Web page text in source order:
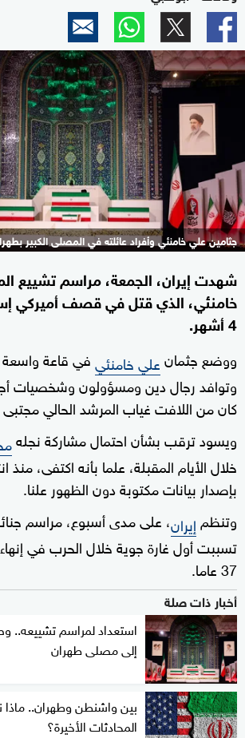
جثامين علي خامنئي وأفراد عائلته في المصلى الكبير
شهدت إيران، الجمعة، مراسم تشييع
خامنئي، الذي قتل في قصف أميركي
4 أشهر.
ووضع جثمانعلي خامنئيفي قاعة واسعة
وتوافد رجال دين ومسؤولون وشخصيات
كان من اللافت غياب المرشد الحالي
ويسود ترقب بشأن احتمال مشاركة نجله
خلال الأيام المقبلة، علما بأنه اكتفى، منذ
بإصدار بيانات مكتوبة دون الظهور علنا.
وتنظمإيران، على مدى أسبوع، مراسم
تسببت أول غارة جوية خلال الحرب في
37 عاما.
أخبار ذات صلة
استعداد لمراسم تشييعه..
إلى مصلى طهران
بين واشنطن وطهران..
المحادثات الأخيرة؟